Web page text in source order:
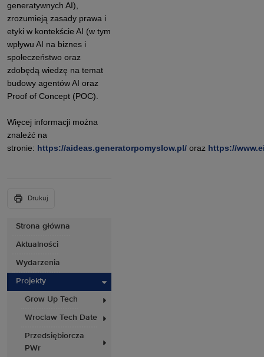
Strona główna
Aktualności
Wydarzenia
Projekty
Grow Up Tech
Wroclaw Tech Date
Przedsiębiorcza
PWr
generatywnych AI),
zrozumieją zasady prawa i
etyki w kontekście AI (w tym
wpływu AI na biznes i
społeczeństwo oraz
zdobędą wiedzę na temat
budowy agentów AI oraz
Proof of Concept (POC).
Więcej informacji można
znaleźć na
stronie: https://aideas.generatorpomyslow.pl/ oraz https://
Drukuj